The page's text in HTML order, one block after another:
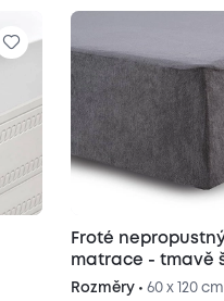
Froté
matrace - tmavě
cm
Rozměry •60 x 120 cm